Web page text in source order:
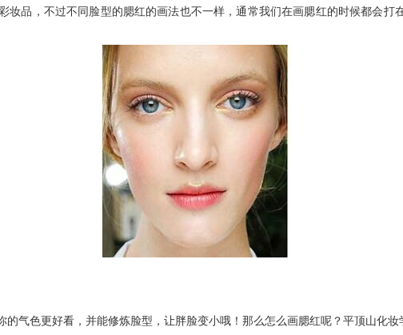
品，不过不同脸型的腮红的画法也不一样，通常我们在画腮红的时候都会打
色更好看，并能修炼脸型，让胖脸变小哦！那么怎么画腮红呢？平顶山化妆